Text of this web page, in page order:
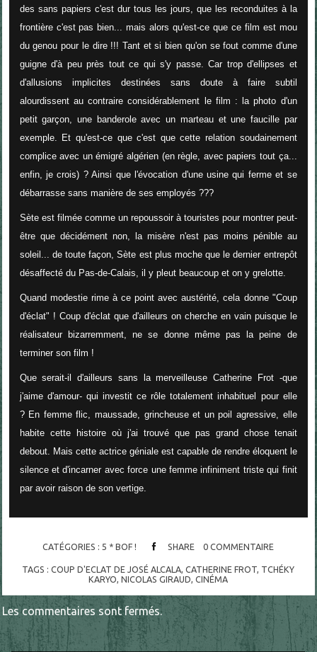
des sans papiers c'est dur tous les jours, que les reconduites à la
frontière c'est pas bien... mais alors qu'est-ce que ce film est mou
du genou pour le dire !!! Tant et si bien qu'on se fout comme d'une
guigne d'à peu près tout ce qui s'y passe. Car trop d'ellipses et
d'allusions implicites destinées sans doute à faire subtil
alourdissent au contraire considérablement le film : la photo d'un
petit garçon, une banderole avec un marteau et une faucille par
exemple. Et qu'est-ce que c'est que cette relation soudainement
complice avec un émigré algérien (en règle, avec papiers tout ça...
enfin, je crois) ? Ainsi que l'évocation d'une usine qui ferme et se
débarrasse sans manière de ses employés ???
Sète est filmée comme un repoussoir à touristes pour montrer peut-
être que décidément non, la misère n'est pas moins pénible au
soleil... de toute façon, Sète est plus moche que le dernier entrepôt
désaffecté du Pas-de-Calais, il y pleut beaucoup et on y grelotte.
Quand modestie rime à ce point avec austérité, cela donne "Coup
d'éclat" ! Coup d'éclat que d'ailleurs on cherche en vain puisque le
réalisateur bizarremment, ne se donne même pas la peine de
terminer son film !
Que serait-il d'ailleurs sans la merveilleuse Catherine Frot -que
j'aime d'amour- qui investit ce rôle totalement inhabituel pour elle
? En femme flic, maussade, grincheuse et un poil agressive, elle
habite cette histoire où j'ai trouvé que pas grand chose tenait
debout. Mais cette actrice géniale est capable de rendre éloquent le
silence et d'incarner avec force une femme infiniment triste qui finit
par avoir raison de son vertige.
CATÉGORIES : 5 * BOF ! SHARE 0 COMMENTAIRE
TAGS :COUP D'ECLAT DE JOSÉ ALCALA,CATHERINE FROT, TCHÉKY
KARYO,NICOLAS GIRAUD,CINÉMA
Les commentaires sont fermés.